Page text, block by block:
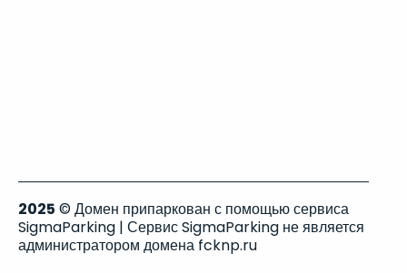
2025 © Домен припаркован с помощью сервиса
SigmaParking | Сервис SigmaParking не является
администратором домена fcknp.ru